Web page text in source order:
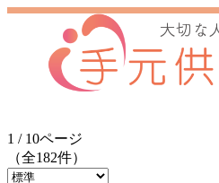
1 / 10ページ
（全182件）